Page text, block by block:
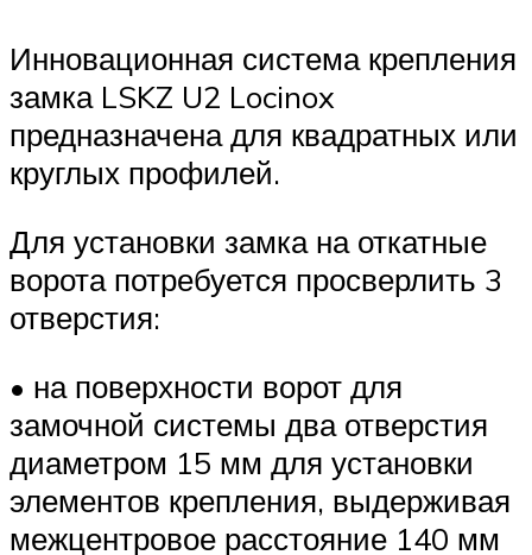
Инновационная система крепления
замка LSKZ U2 Locinox
предназначена для квадратных или
круглых профилей.
Для установки замка на откатные
ворота потребуется просверлить 3
отверстия:
• на поверхности ворот для
замочной системы два отверстия
диаметром 15 мм для установки
элементов крепления, выдерживая
межцентровое расстояние 140 мм